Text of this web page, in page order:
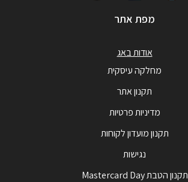
מפת אתר
אודות באג
מחלקה עיסקית
תקנון אתר
מדיניות פרטיות
תקנון מועדון לקוחות
נגישות
תקנון הטבת Mastercard Day